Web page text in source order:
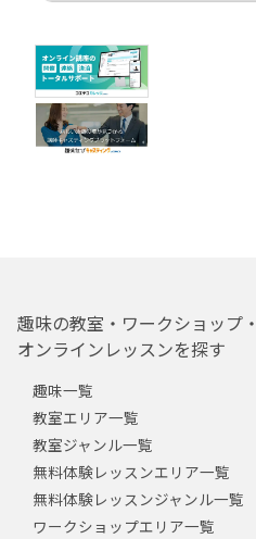
趣味の教室・ワークショップ・
オンラインレッスンを探す
趣味一覧
教室エリア一覧
教室ジャンル一覧
無料体験レッスンエリア一覧
無料体験レッスンジャンル一覧
ワークショップエリア一覧